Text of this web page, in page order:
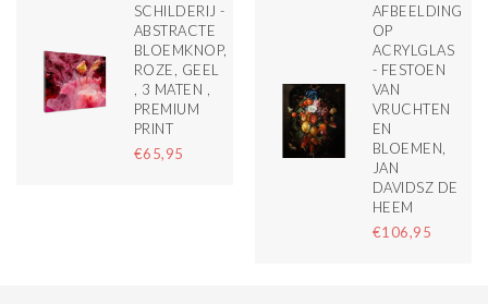
SCHILDERIJ -
ABSTRACTE
BLOEMKNOP,
ROZE, GEEL
, 3 MATEN ,
PREMIUM
PRINT
€65,95
AFBEELDING
OP
ACRYLGLAS
- FESTOEN
VAN
VRUCHTEN
EN
BLOEMEN,
JAN
DAVIDSZ DE
HEEM
€106,95